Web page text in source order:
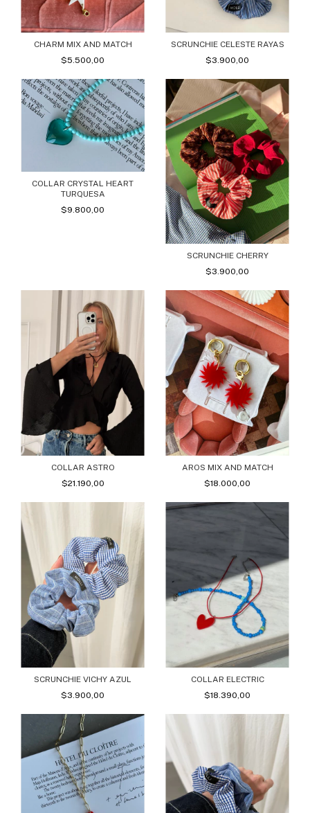
CHARM MIX AND MATCH
$5.500,00
SCRUNCHIE CELESTE RAYAS
$3.900,00
COLLAR CRYSTAL HEART
TURQUESA
$9.800,00
SCRUNCHIE CHERRY
$3.900,00
COLLAR ASTRO
$21.190,00
AROS MIX AND MATCH
$18.000,00
SCRUNCHIE VICHY AZUL
$3.900,00
COLLAR ELECTRIC
$18.390,00